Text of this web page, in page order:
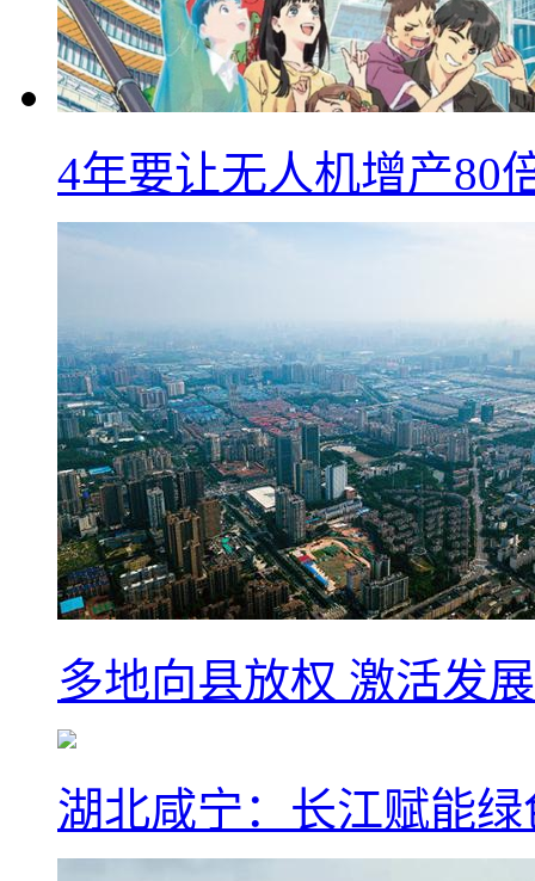
4年要让无人机增产80
多地向县放权 激活发
湖北咸宁：长江赋能